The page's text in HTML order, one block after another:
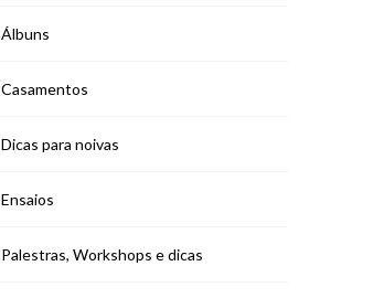
Álbuns
Casamentos
Dicas para noivas
Ensaios
Palestras, Workshops e dicas